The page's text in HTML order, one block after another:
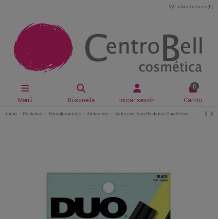
Lista de deseos (0 )
Menú Búsqueda Iniciar sesión
0
Carrito
Inicio Pestañas Complementos Adhesivos Adhesivo Para Pestañas Duo Active